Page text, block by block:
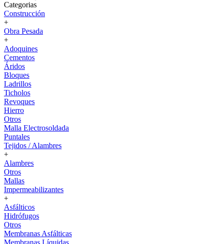
Categorias
Construcción
+
Obra Pesada
+
Adoquines
Cementos
Áridos
Bloques
Ladrillos
Ticholos
Revoques
Hierro
Otros
Malla Electrosoldada
Puntales
Tejidos / Alambres
+
Alambres
Otros
Mallas
Impermeabilizantes
+
Asfálticos
Hidrófugos
Otros
Membranas Asfálticas
Membranas Líquidas